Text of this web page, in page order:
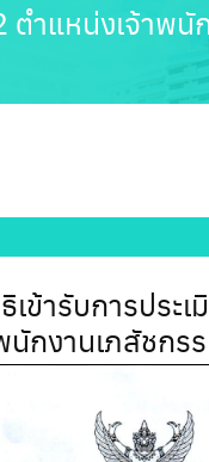
ตำแหน่งเจ้าพนั
ข้ารับการประ
กงานเภสัชกร